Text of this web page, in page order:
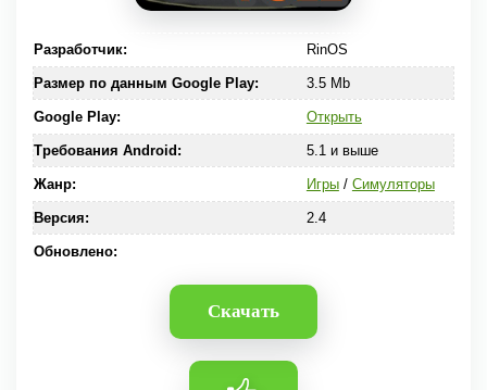
Разработчик: RinOS
Размер по данным Google Play: 3.5 Mb
Google Play: Открыть
Требования Android: 5.1 и выше
Жанр: Игры/ Симуляторы
Версия: 2.4
Обновлено:
Скачать